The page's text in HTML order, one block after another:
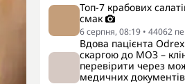
Топ-7 крабових
смак
6 серпня, 08:19 • 44062
Вдова пацієнта
скаргою до МОЗ –
перевірити через
медичних документів